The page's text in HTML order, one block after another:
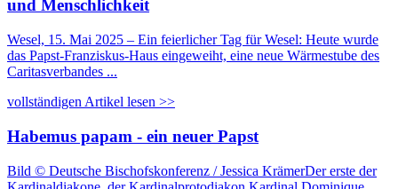
und Menschlichkeit
Wesel, 15. Mai 2025 – Ein feierlicher Tag für Wesel: Heute wurde
das Papst-Franziskus-Haus eingeweiht, eine neue Wärmestube des
Caritasverbandes ...
vollständigen Artikel lesen >>
Habemus papam - ein neuer Papst
Bild © Deutsche Bischofskonferenz / Jessica KrämerDer erste der